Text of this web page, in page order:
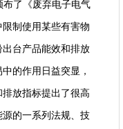
布了《废弃电子电气
制使用某些有害物
台产品能效和排放
的作用日益突显，
放指标提出了很高
的一系列法规、技